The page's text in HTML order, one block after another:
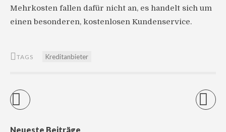
Mehrkosten fallen dafür nicht an, es handelt sich um
einen besonderen, kostenlosen Kundenservice.
TAGS Kreditanbieter
Neueste Beiträge